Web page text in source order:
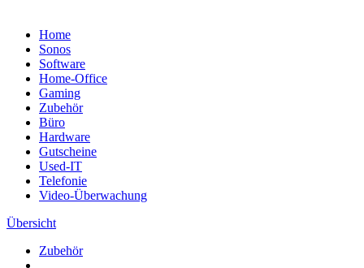
Home
Sonos
Software
Home-Office
Gaming
Zubehör
Büro
Hardware
Gutscheine
Used-IT
Telefonie
Video-Überwachung
Übersicht
Zubehör